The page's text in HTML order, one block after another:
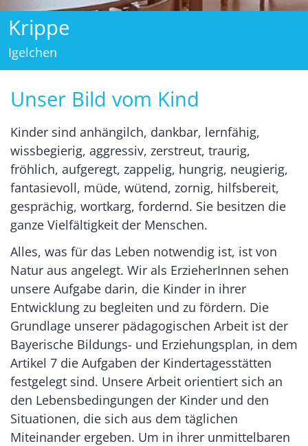
Krippe
Igelchen
Unser Bild vom Kind
Kinder sind anhängilch, dankbar, lernfähig,
wissbegierig, aggressiv, zerstreut, traurig,
fröhlich, aufgeregt, zappelig, hungrig, neugierig,
fantasievoll, müde, wütend, zornig, hilfsbereit,
gesprächig, wortkarg, fordernd. Sie besitzen die
ganze Vielfältigkeit der Menschen.
Alles, was für das Leben notwendig ist, ist von
Natur aus angelegt. Wir als ErzieherInnen sehen
unsere Aufgabe darin, die Kinder in ihrer
Entwicklung zu begleiten und zu fördern. Die
Grundlage unserer pädagogischen Arbeit ist der
Bayerische Bildungs- und Erziehungsplan, in dem
Artikel 7 die Aufgaben der Kindertagesstätten
festgelegt sind. Unsere Arbeit orientiert sich an
den Lebensbedingungen der Kinder und den
Situationen, die sich aus dem täglichen
Miteinander ergeben. Um in ihrer unmittelbaren